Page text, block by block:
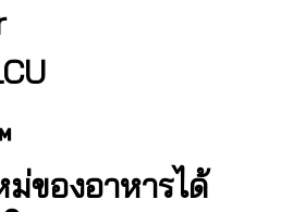
ของอาหารได้